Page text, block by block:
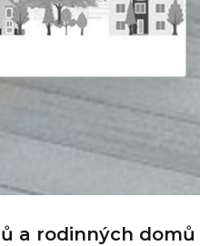
a rodinných domů